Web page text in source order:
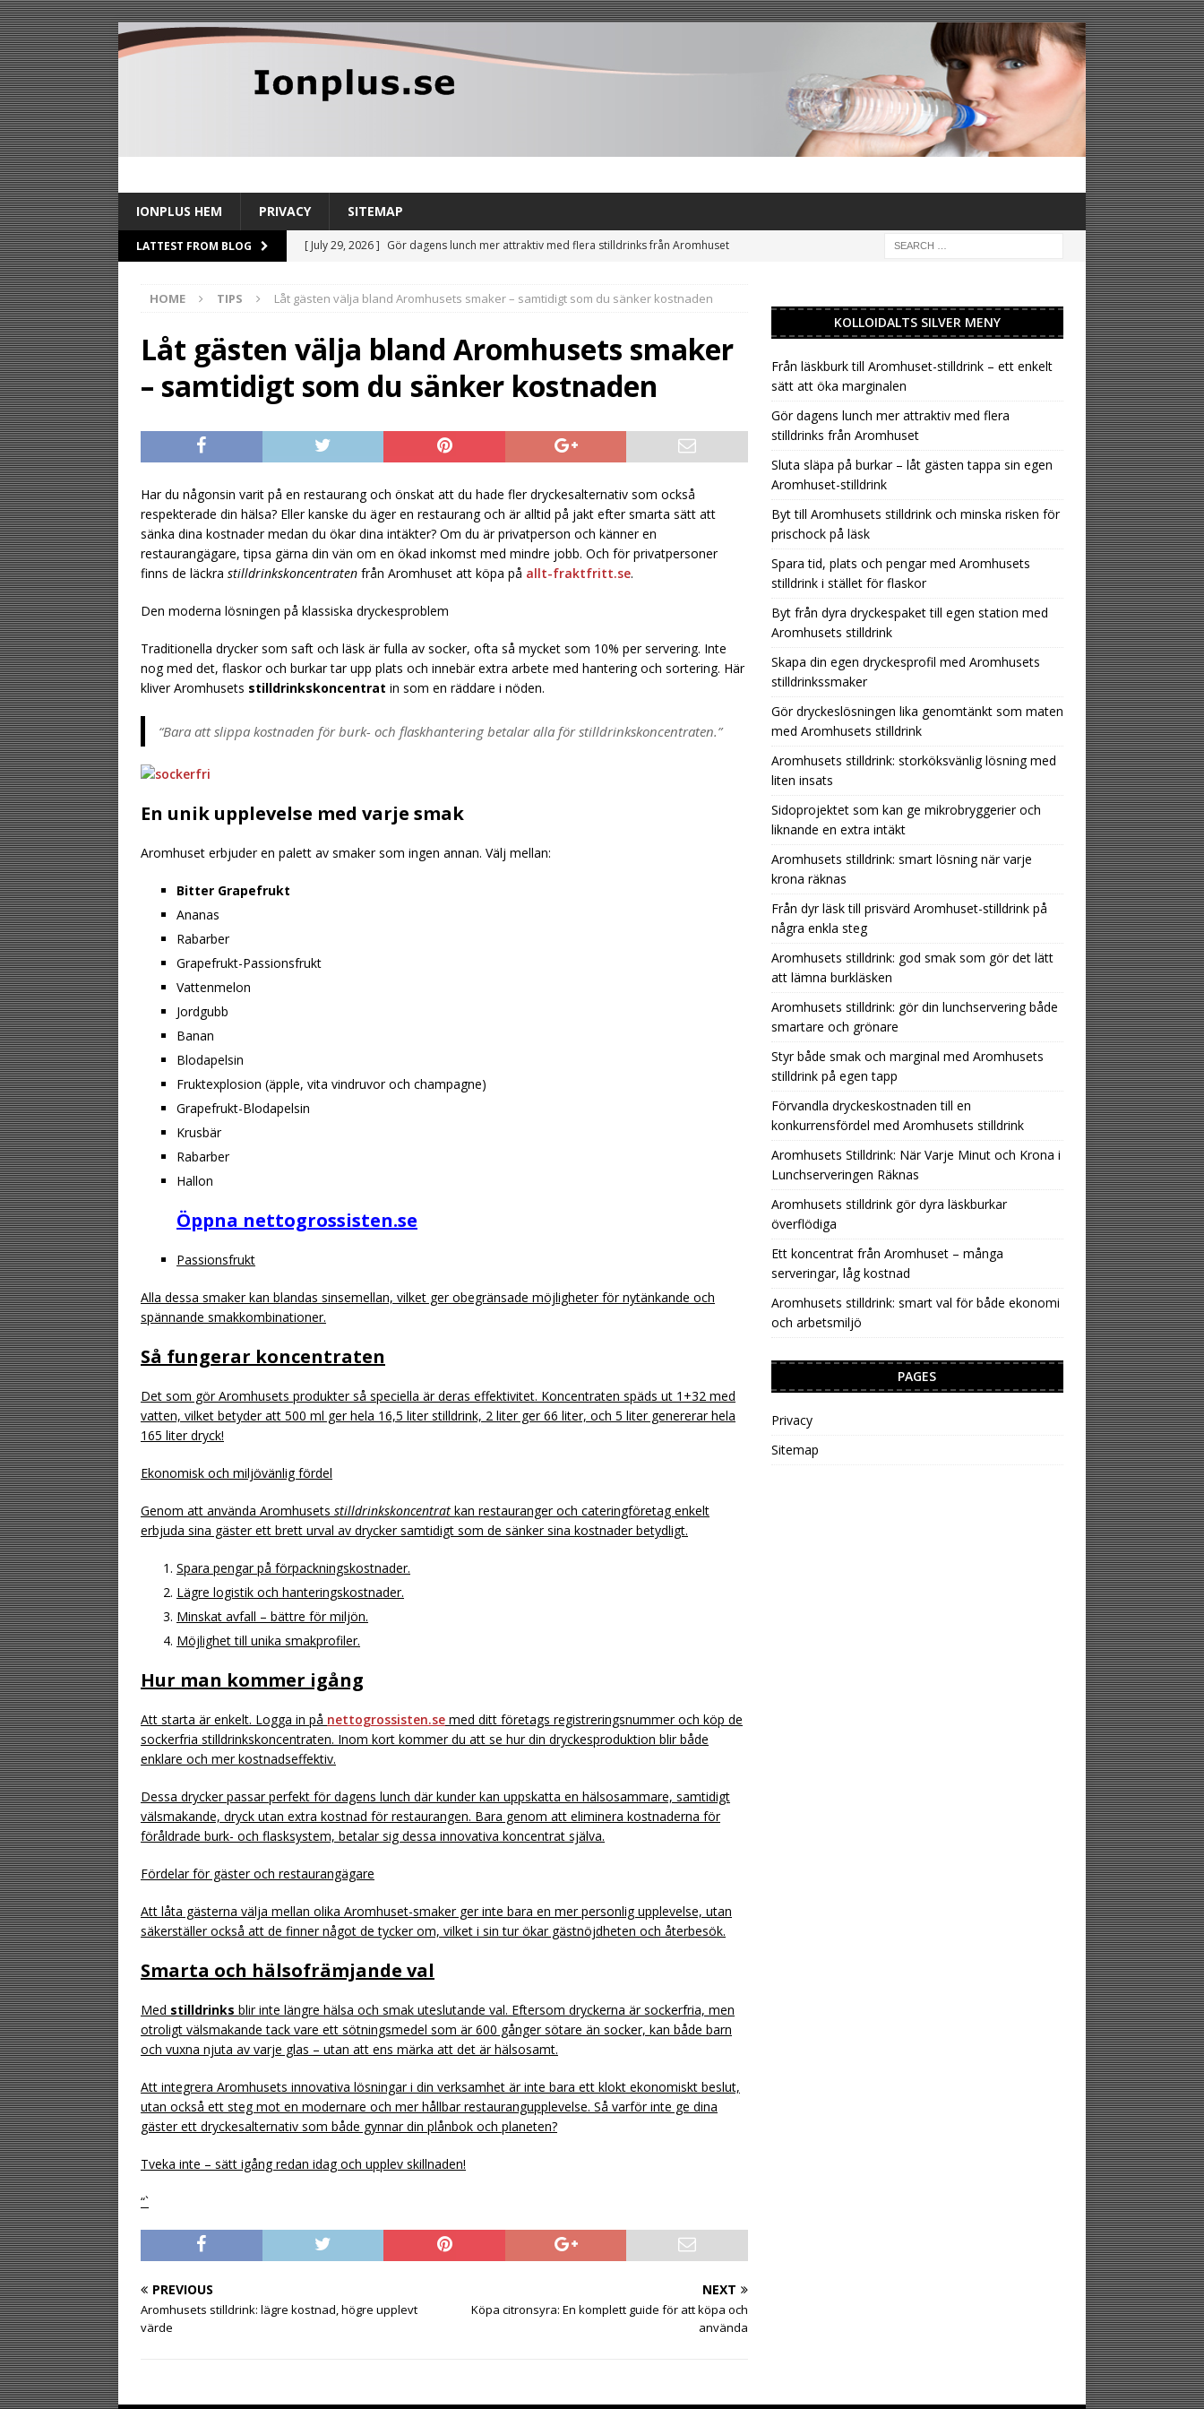
IONPLUS HEM PRIVACY SITEMAP
LATTEST FROM BLOG [ July 29, 2026 ] Gör dagens lunch mer attraktiv med flera stilldrinks från Aromhuset
[ July 27, 2026 ] Sluta släpa på burkar – låt gästen tappa sin egen Aromhuset-
stilldrink
TIPS
[ July 24, 2026 ]
TIPS
[ July 23, 2026 ] Spara tid, plats och pengar med Aromhusets stilldrink i stället för
[ August 2, 2026 ] Från läskburk till Aromhuset-stilldrink – ett enkelt sätt att öka
marginalen
TIPS
HOME TIPS Låt gästen välja bland Aromhusets smaker – samtidigt som du sänker kostnaden
Låt gästen välja bland Aromhusets smaker
– samtidigt som du sänker kostnaden
Har du någonsin varit på en restaurang och önskat att du hade fler dryckesalternativ som också
respekterade din hälsa? Eller kanske du äger en restaurang och är alltid på jakt efter smarta sätt att
sänka dina kostnader medan du ökar dina intäkter? Om du är privatperson och känner en
restaurangägare, tipsa gärna din vän om en ökad inkomst med mindre jobb. Och för privatpersoner
finns de läckra stilldrinkskoncentraten från Aromhuset att köpa på allt-fraktfritt.se.
Den moderna lösningen på klassiska dryckesproblem
Traditionella drycker som saft och läsk är fulla av socker, ofta så mycket som 10% per servering. Inte
nog med det, flaskor och burkar tar upp plats och innebär extra arbete med hantering och sortering. Här
kliver Aromhusets stilldrinkskoncentrat in som en räddare i nöden.
“Bara att slippa kostnaden för burk- och flaskhantering betalar alla för stilldrinkskoncentraten.”
En unik upplevelse med varje smak
Aromhuset erbjuder en palett av smaker som ingen annan. Välj mellan:
Bitter Grapefrukt
Ananas
Rabarber
Grapefrukt-Passionsfrukt
Vattenmelon
Jordgubb
Banan
Blodapelsin
Fruktexplosion (äpple, vita vindruvor och champagne)
Grapefrukt-Blodapelsin
Krusbär
Rabarber
Hallon
Öppna nettogrossisten.se
Passionsfrukt
Alla dessa smaker kan blandas sinsemellan, vilket ger obegränsade möjligheter för nytänkande och
spännande smakkombinationer.
Så fungerar koncentraten
Det som gör Aromhusets produkter så speciella är deras effektivitet. Koncentraten späds ut 1+32 med
vatten, vilket betyder att 500 ml ger hela 16,5 liter stilldrink, 2 liter ger 66 liter, och 5 liter genererar hela
165 liter dryck!
Ekonomisk och miljövänlig fördel
Genom att använda Aromhusets stilldrinkskoncentrat kan restauranger och cateringföretag enkelt
erbjuda sina gäster ett brett urval av drycker samtidigt som de sänker sina kostnader betydligt.
Spara pengar på förpackningskostnader.
Lägre logistik och hanteringskostnader.
Minskat avfall – bättre för miljön.
Möjlighet till unika smakprofiler.
Hur man kommer igång
Att starta är enkelt. Logga in på nettogrossisten.se med ditt företags registreringsnummer och köp de
sockerfria stilldrinkskoncentraten. Inom kort kommer du att se hur din dryckesproduktion blir både
enklare och mer kostnadseffektiv.
Dessa drycker passar perfekt för dagens lunch där kunder kan uppskatta en hälsosammare, samtidigt
välsmakande, dryck utan extra kostnad för restaurangen. Bara genom att eliminera kostnaderna för
föråldrade burk- och flasksystem, betalar sig dessa innovativa koncentrat själva.
Fördelar för gäster och restaurangägare
Att låta gästerna välja mellan olika Aromhuset-smaker ger inte bara en mer personlig upplevelse, utan
säkerställer också att de finner något de tycker om, vilket i sin tur ökar gästnöjdheten och återbesök.
Smarta och hälsofrämjande val
Med stilldrinks blir inte längre hälsa och smak uteslutande val. Eftersom dryckerna är sockerfria, men
otroligt välsmakande tack vare ett sötningsmedel som är 600 gånger sötare än socker, kan både barn
och vuxna njuta av varje glas – utan att ens märka att det är hälsosamt.
Att integrera Aromhusets innovativa lösningar i din verksamhet är inte bara ett klokt ekonomiskt beslut,
utan också ett steg mot en modernare och mer hållbar restaurangupplevelse. Så varför inte ge dina
gäster ett dryckesalternativ som både gynnar din plånbok och planeten?
Tveka inte – sätt igång redan idag och upplev skillnaden!
“`
PREVIOUS
Aromhusets stilldrink: lägre kostnad, högre upplevt
värde
NEXT
Köpa citronsyra: En komplett guide för att köpa och
använda
KOLLOIDALTS SILVER MENY
Från läskburk till Aromhuset-stilldrink – ett enkelt
sätt att öka marginalen
Gör dagens lunch mer attraktiv med flera
stilldrinks från Aromhuset
Sluta släpa på burkar – låt gästen tappa sin egen
Aromhuset-stilldrink
Byt till Aromhusets stilldrink och minska risken för
prischock på läsk
Spara tid, plats och pengar med Aromhusets
stilldrink i stället för flaskor
Byt från dyra dryckespaket till egen station med
Aromhusets stilldrink
Skapa din egen dryckesprofil med Aromhusets
stilldrinkssmaker
Gör dryckeslösningen lika genomtänkt som maten
med Aromhusets stilldrink
Aromhusets stilldrink: storköksvänlig lösning med
liten insats
Sidoprojektet som kan ge mikrobryggerier och
liknande en extra intäkt
Aromhusets stilldrink: smart lösning när varje
krona räknas
Från dyr läsk till prisvärd Aromhuset-stilldrink på
några enkla steg
Aromhusets stilldrink: god smak som gör det lätt
att lämna burkläsken
Aromhusets stilldrink: gör din lunchservering både
smartare och grönare
Styr både smak och marginal med Aromhusets
stilldrink på egen tapp
Förvandla dryckeskostnaden till en
konkurrensfördel med Aromhusets stilldrink
Aromhusets Stilldrink: När Varje Minut och Krona i
Lunchserveringen Räknas
Aromhusets stilldrink gör dyra läskburkar
överflödiga
Ett koncentrat från Aromhuset – många
serveringar, låg kostnad
Aromhusets stilldrink: smart val för både ekonomi
och arbetsmiljö
PAGES
Privacy
Sitemap